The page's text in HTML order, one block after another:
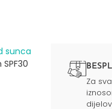
sunca​
SPF30
Za